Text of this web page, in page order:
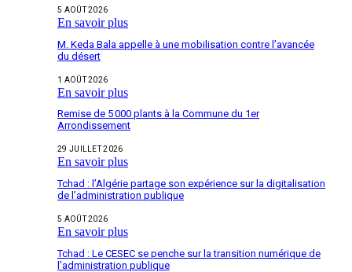
5 AOÛT 2026
En savoir plus
M. Keda Bala appelle à une mobilisation contre l’avancée
du désert
1 AOÛT 2026
En savoir plus
Remise de 5 000 plants à la Commune du 1er
Arrondissement
29 JUILLET 2026
En savoir plus
Tchad : l’Algérie partage son expérience sur la digitalisation
de l’administration publique
5 AOÛT 2026
En savoir plus
Tchad : Le CESEC se penche sur la transition numérique de
l’administration publique